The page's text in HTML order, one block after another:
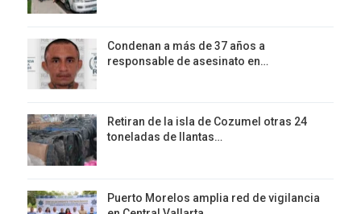
Condenan a más de 37 años a
responsable de asesinato en…
Retiran de la isla de Cozumel otras 24
toneladas de llantas…
Puerto Morelos amplia red de vigilancia